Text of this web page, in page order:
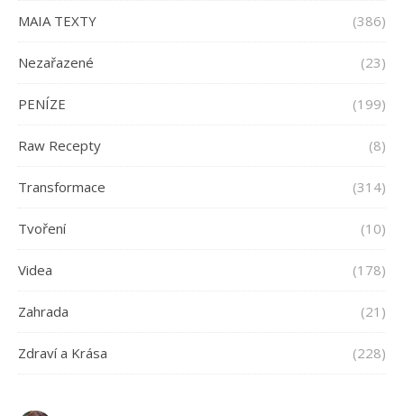
MAIA TEXTY (386)
Nezařazené (23)
PENÍZE (199)
Raw Recepty (8)
Transformace (314)
Tvoření (10)
Videa (178)
Zahrada (21)
Zdraví a Krása (228)